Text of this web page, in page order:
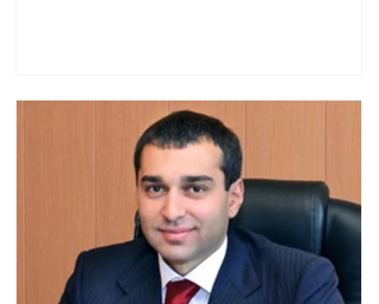
Арменией.